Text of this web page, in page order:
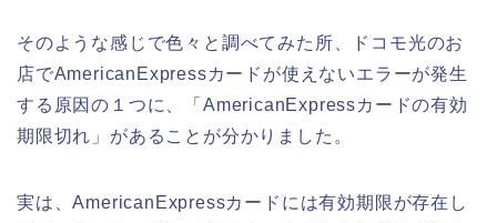
そのような感じで色々と調べてみた所、ドコモ光のお
店でAmericanExpressカードが使えないエラーが発生
する原因の１つに、「AmericanExpressカードの有効
期限切れ」があることが分かりました。
実は、AmericanExpressカードには有効期限が存在し